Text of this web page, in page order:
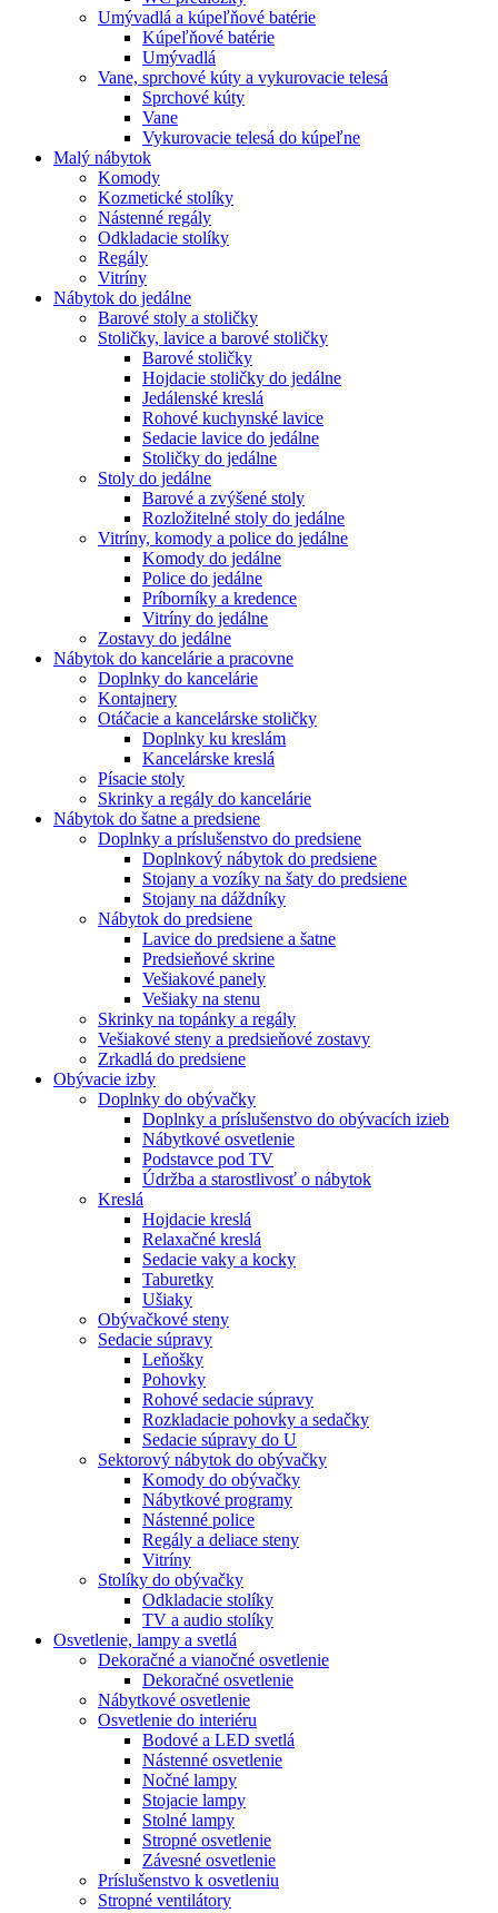
Umývadlá a kúpeľňové batérie
Kúpeľňové batérie
Umývadlá
Vane, sprchové kúty a vykurovacie telesá
Sprchové kúty
Vane
Vykurovacie telesá do kúpeľne
Malý nábytok
Komody
Kozmetické stolíky
Nástenné regály
Odkladacie stolíky
Regály
Vitríny
Nábytok do jedálne
Barové stoly a stoličky
Stoličky, lavice a barové stoličky
Barové stoličky
Hojdacie stoličky do jedálne
Jedálenské kreslá
Rohové kuchynské lavice
Sedacie lavice do jedálne
Stoličky do jedálne
Stoly do jedálne
Barové a zvýšené stoly
Rozložitelné stoly do jedálne
Vitríny, komody a police do jedálne
Komody do jedálne
Police do jedálne
Príborníky a kredence
Vitríny do jedálne
Zostavy do jedálne
Nábytok do kancelárie a pracovne
Doplnky do kancelárie
Kontajnery
Otáčacie a kancelárske stoličky
Doplnky ku kreslám
Kancelárske kreslá
Písacie stoly
Skrinky a regály do kancelárie
Nábytok do šatne a predsiene
Doplnky a príslušenstvo do predsiene
Doplnkový nábytok do predsiene
Stojany a vozíky na šaty do predsiene
Stojany na dáždníky
Nábytok do predsiene
Lavice do predsiene a šatne
Predsieňové skrine
Vešiakové panely
Vešiaky na stenu
Skrinky na topánky a regály
Vešiakové steny a predsieňové zostavy
Zrkadlá do predsiene
Obývacie izby
Doplnky do obývačky
Doplnky a príslušenstvo do obývacích izieb
Nábytkové osvetlenie
Podstavce pod TV
Údržba a starostlivosť o nábytok
Kreslá
Hojdacie kreslá
Relaxačné kreslá
Sedacie vaky a kocky
Taburetky
Ušiaky
Obývačkové steny
Sedacie súpravy
Leňošky
Pohovky
Rohové sedacie súpravy
Rozkladacie pohovky a sedačky
Sedacie súpravy do U
Sektorový nábytok do obývačky
Komody do obývačky
Nábytkové programy
Nástenné police
Regály a deliace steny
Vitríny
Stolíky do obývačky
Odkladacie stolíky
TV a audio stolíky
Osvetlenie, lampy a svetlá
Dekoračné a vianočné osvetlenie
Dekoračné osvetlenie
Nábytkové osvetlenie
Osvetlenie do interiéru
Bodové a LED svetlá
Nástenné osvetlenie
Nočné lampy
Stojacie lampy
Stolné lampy
Stropné osvetlenie
Závesné osvetlenie
Príslušenstvo k osvetleniu
Stropné ventilátory